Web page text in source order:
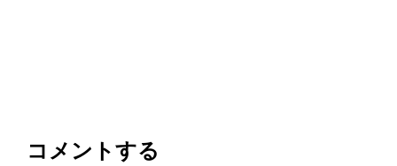
コメントする